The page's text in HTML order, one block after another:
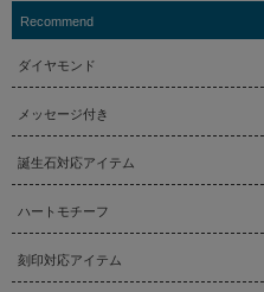
Recommend
ダイヤモンド
メッセージ付き
誕生石対応アイテム
ハートモチーフ
刻印対応アイテム